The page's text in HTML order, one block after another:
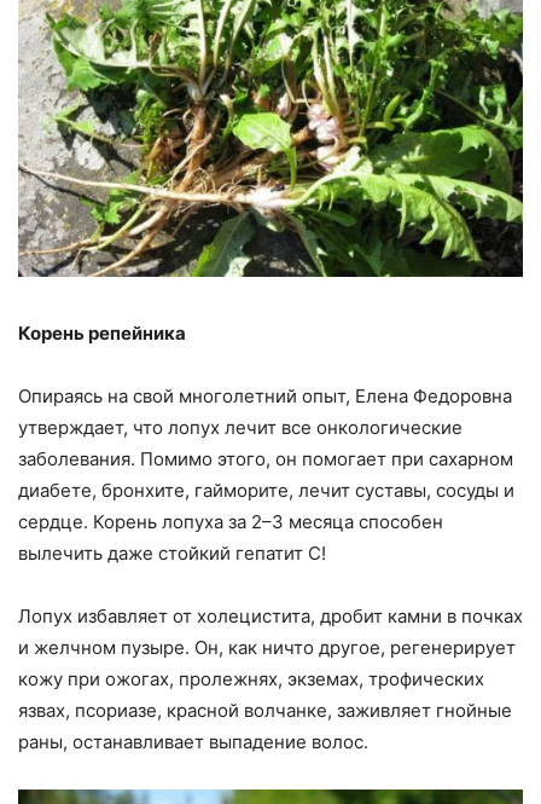
Корень репейника
Опираясь на свой многолетний опыт, Елена Федоровна
утверждает, что лопух лечит все онкологические
заболевания. Помимо этого, он помогает при сахарном
диабете, бронхите, гайморите, лечит суставы, сосуды и
сердце. Корень лопуха за 2–3 месяца способен
вылечить даже стойкий гепатит С!
Лопух избавляет от холецистита, дробит камни в почках
и желчном пузыре. Он, как ничто другое, регенерирует
кожу при ожогах, пролежнях, экземах, трофических
язвах, псориазе, красной волчанке, заживляет гнойные
раны, останавливает выпадение волос.